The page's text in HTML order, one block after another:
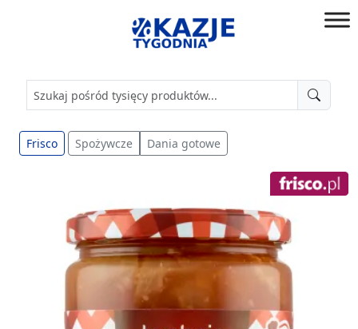
złap
Frisco Spożywcze Dania gotowe